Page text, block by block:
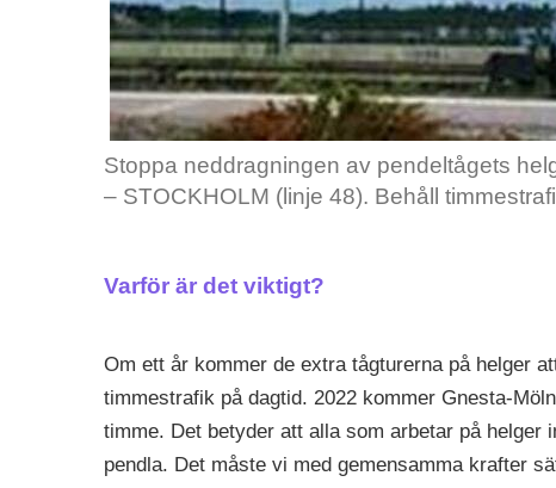
Stoppa neddragningen av pendeltågets
– STOCKHOLM (linje 48). Behåll
Varför är det viktigt?
Om ett år kommer de extra tågturerna på helger
timmestrafik på dagtid. 2022 kommer Gnesta-
timme. Det betyder att alla som arbetar på
pendla. Det måste vi med gemensamma krafter